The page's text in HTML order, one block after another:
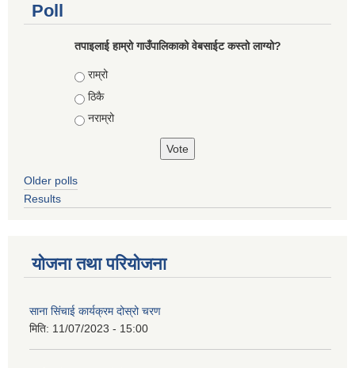
Poll
तपाइलाई हाम्रो गाउँपालिकाको वेबसाईट कस्तो लाग्यो?
Choices
राम्रो
ठिकै
नराम्रो
Older polls
Results
योजना तथा परियोजना
साना सिंचाई कार्यक्रम दोस्रो चरण
मिति: 11/07/2023 - 15:00